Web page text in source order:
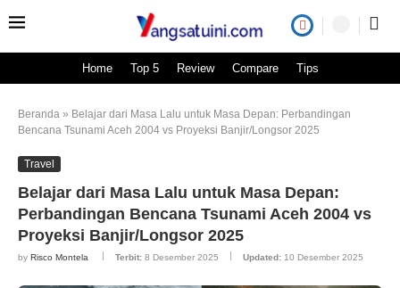
Home Top 5 Review Compare Tips
Beranda » Belajar dari Masa Lalu untuk Masa Depan: Perbandingan
Bencana Tsunami Aceh 2004 vs Proyeksi Banjir/Longsor 2025
Travel
Belajar dari Masa Lalu untuk Masa Depan:
Perbandingan Bencana Tsunami Aceh 2004 vs
Proyeksi Banjir/Longsor 2025
by Risco Montela Terbit: 8 Desember 2025 Updated: 10 Desember 2025